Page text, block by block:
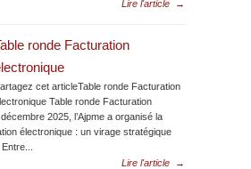
Lire l'article
→
ronde Facturation
cet articleTable ronde Facturation
Table ronde Facturation
2025, l’Ajpme a organisé la
électronique : un virage stratégique
Lire l'article
→